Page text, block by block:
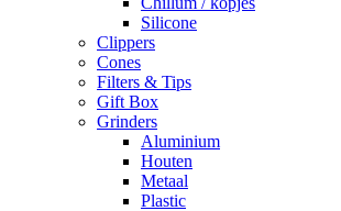
Silicone
Clippers
Cones
Filters & Tips
Gift Box
Grinders
Aluminium
Houten
Metaal
Plastic